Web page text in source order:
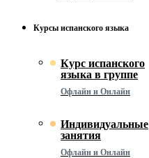
Курсы испанского языка
Курс испанского
языка в группе
Офлайн и Онлайн
Индивидуальные
занятия
Офлайн и Онлайн